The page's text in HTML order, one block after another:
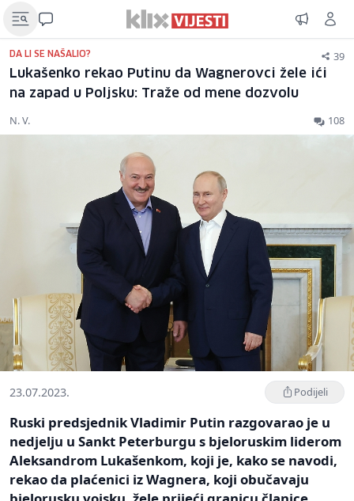
DA LI SE NAŠALIO? 39
Lukašenko rekao Putinu da Wagnerovci žele ići
na zapad u Poljsku: Traže od mene dozvolu
N. V. 108
23.07.2023. Podijeli
Ruski predsjednik Vladimir Putin razgovarao je u
nedjelju u Sankt Peterburgu s bjeloruskim liderom
Aleksandrom Lukašenkom, koji je, kako se navodi,
rekao da plaćenici iz Wagnera, koji obučavaju